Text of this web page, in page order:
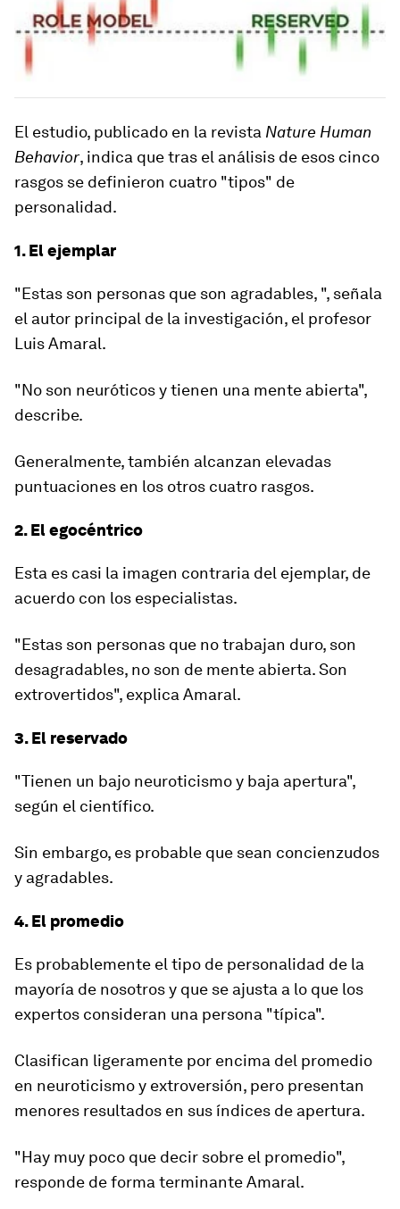
El estudio, publicado en la revista Nature Human
Behavior, indica que tras el análisis de esos cinco
rasgos se definieron cuatro "tipos" de
personalidad.
1. El ejemplar
"Estas son personas que son agradables, ", señala
el autor principal de la investigación, el profesor
Luis Amaral.
"No son neuróticos y tienen una mente abierta",
describe.
Generalmente, también alcanzan elevadas
puntuaciones en los otros cuatro rasgos.
2. El egocéntrico
Esta es casi la imagen contraria del ejemplar, de
acuerdo con los especialistas.
"Estas son personas que no trabajan duro, son
desagradables, no son de mente abierta. Son
extrovertidos", explica Amaral.
3. El reservado
"Tienen un bajo neuroticismo y baja apertura",
según el científico.
Sin embargo, es probable que sean concienzudos
y agradables.
4. El promedio
Es probablemente el tipo de personalidad de la
mayoría de nosotros y que se ajusta a lo que los
expertos consideran una persona "típica".
Clasifican ligeramente por encima del promedio
en neuroticismo y extroversión, pero presentan
menores resultados en sus índices de apertura.
"Hay muy poco que decir sobre el promedio",
responde de forma terminante Amaral.